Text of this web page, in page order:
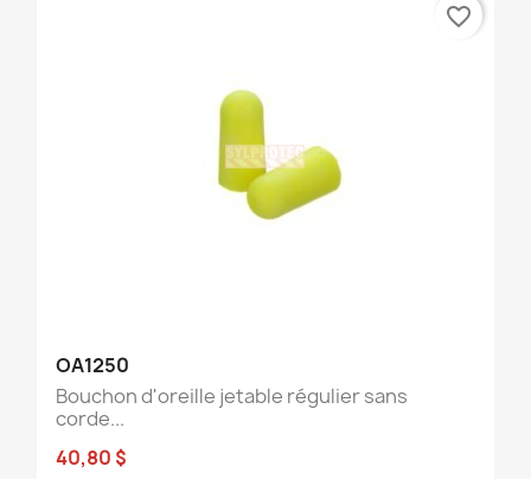
OA1250
Bouchon d'oreille jetable régulier sans
corde...
40,80 $
favorite_border